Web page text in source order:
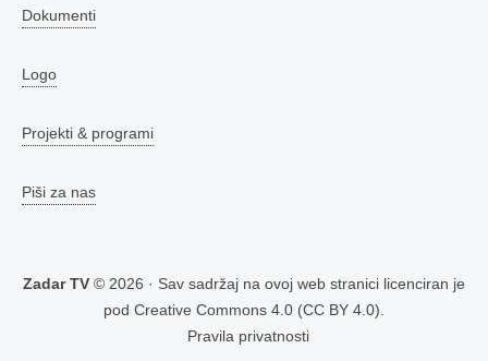
Dokumenti
Logo
Projekti & programi
Piši za nas
Zadar TV © 2026 · Sav sadržaj na ovoj web stranici licenciran je
pod Creative Commons 4.0 (CC BY 4.0)
Pravila privatnosti